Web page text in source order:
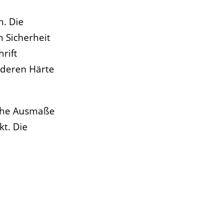
Die
Sicherheit
Härte
Ausmaße
Die